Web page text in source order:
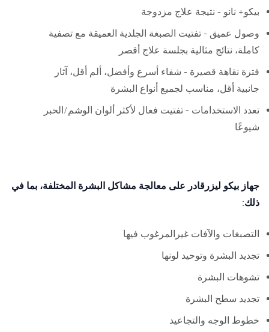
بيكو+ نانو - نتيجة علاج مزدوجة
وصول عميق - تفتيت الصبغة الجلدية العميقة مع تصفية
كاملة، نتائج مثالية بجلسة علاج أقصر
فترة نقاهة قصيرة - شفاء أسرع وأفضل، ألم أقل، آثار
جانبية أقل، مناسب لجميع أنواع البشرة
تعدد الاستخدامات - تفتيت فعال لأكثر ألوان الوشم/الحبر
شيوعًا
جهاز بيكو ليزرقادر على معالجة مشاكل البشرة المختلفة، بما في
ذلك:
التصبغات والآفات غيرالمرغوب فيها
تجديد البشرة وتوحيد لونها
تشوهات البشرة
تجديد سطح البشرة
خطوط الوجه والتجاعيد